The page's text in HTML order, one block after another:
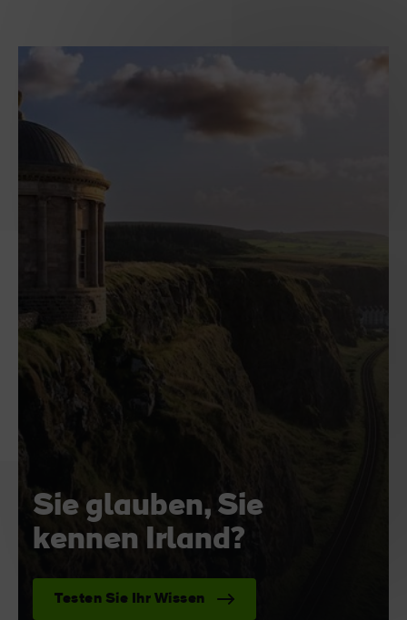
Sie glauben, Sie
kennen Irland?
Testen Sie Ihr Wissen